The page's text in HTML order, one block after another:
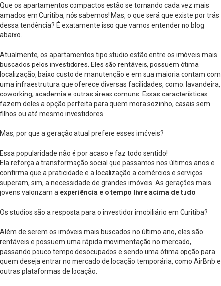
Que os apartamentos compactos estão se tornando cada vez mais
amados em Curitiba, nós sabemos! Mas, o que será que existe por trás
dessa tendência? É exatamente isso que vamos entender no blog
abaixo.
Atualmente, os apartamentos tipo studio estão entre os imóveis mais
buscados pelos investidores. Eles são rentáveis, possuem ótima
localização, baixo custo de manutenção e em sua maioria contam com
uma infraestrutura que oferece diversas facilidades, como: lavandeira,
coworking, academia e outras áreas comuns. Essas características
fazem deles a opção perfeita para quem mora sozinho, casais sem
filhos ou até mesmo investidores.
Mas, por que a geração atual prefere esses imóveis?
Essa popularidade não é por acaso e faz todo sentido!
Ela reforça a transformação social que passamos nos últimos anos e
confirma que a praticidade e a localização a comércios e serviços
superam, sim, a necessidade de grandes imóveis. As gerações mais
jovens valorizam a experiência e o tempo livre acima de tudo
Os studios são a resposta para o investidor imobiliário em Curitiba?
Além de serem os imóveis mais buscados no último ano, eles são
rentáveis e possuem uma rápida movimentação no mercado,
passando pouco tempo desocupados e sendo uma ótima opção para
quem deseja entrar no mercado de locação temporária, como AirBnb e
outras plataformas de locação.